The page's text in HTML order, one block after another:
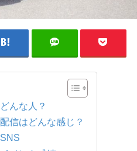
んな人？
信はどんな感じ？